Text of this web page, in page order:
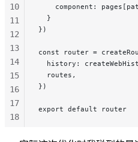
component:
  }
})
const router =
history:
  routes,
})
export default router
10
11
12
13
14
15
16
17
18